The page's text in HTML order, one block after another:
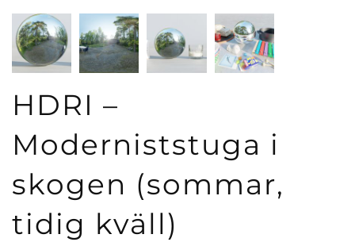
HDRI –
Moderniststuga i
skogen (sommar,
tidig kväll)